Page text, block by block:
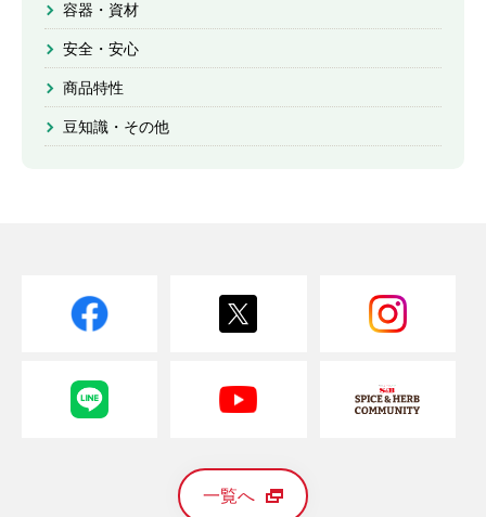
容器・資材
安全・安心
商品特性
豆知識・その他
一覧へ